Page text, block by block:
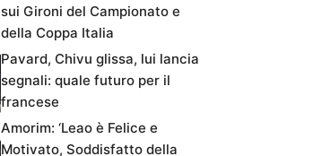
sui Gironi del Campionato e
della Coppa Italia
Pavard, Chivu glissa, lui lancia
segnali: quale futuro per il
francese
Amorim: ‘Leao è Felice e
Motivato, Soddisfatto della